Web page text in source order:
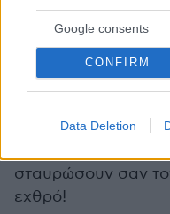
Google consents
CONFIRM
Data Deletion
γ... μαλ... που σας
Ημουν πάντα το
Εχει απόλυτο
έναν βασικό
κοινωνία: Με την
σταυρώσουν σαν
εχθρό!